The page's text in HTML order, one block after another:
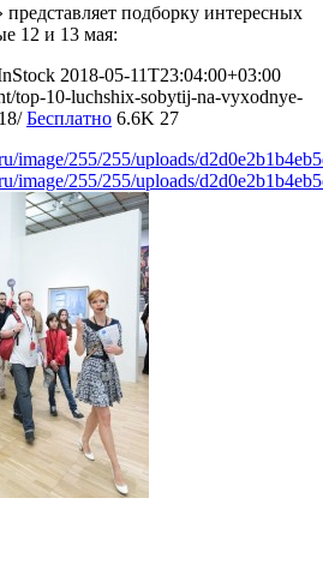
подборку интересных
12 и 13 мая:
2018-05-11T23:04:00+03:00
top-10-luchshix-sobytij-na-vyxodnye-
Бесплатно 6.6K 27
image/255/255/uploads/
image/255/255/uploads/